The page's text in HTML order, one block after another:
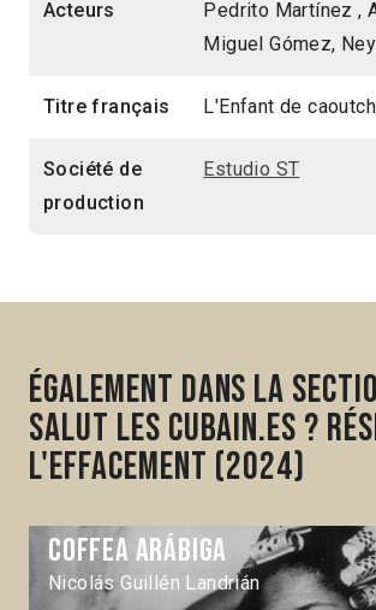
Acteurs
Pedrito Martínez ,
Miguel Gómez,
Titre français L'Enfant de
Société de
production
Estudio ST
Également dans la
Salut les Cubain.es ?
l'effacement (2024)
Coffea arábiga
Nicolás Guillén Landrián